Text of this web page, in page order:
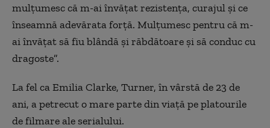
mulţumesc că m-ai învăţat rezistenţa, curajul şi ce
înseamnă adevărata forţă. Mulţumesc pentru că m-
ai învăţat să fiu blândă şi răbdătoare şi să conduc cu
dragoste”.
La fel ca Emilia Clarke, Turner, în vârstă de 23 de
ani, a petrecut o mare parte din viaţă pe platourile
de filmare ale serialului.